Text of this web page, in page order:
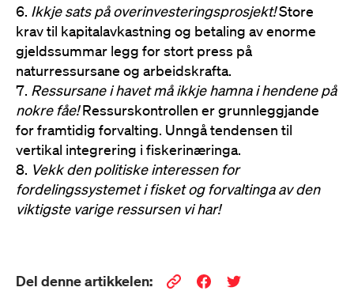
Ikkje sats på overinvesteringsprosjekt!Store
krav til kapitalavkastning og betaling av enorme
gjeldssummar legg for stort press på
naturressursane og arbeidskrafta.
Ressursane i havet må ikkje hamna i hendene på
nokre fåe!Ressurskontrollen er grunnleggjande
for framtidig forvalting. Unngå tendensen til
vertikal integrering i fiskerinæringa.
Vekk den politiske interessen for
fordelingssystemet i fisket og forvaltinga av den
viktigste varige ressursen vi har!
Del denne artikkelen: